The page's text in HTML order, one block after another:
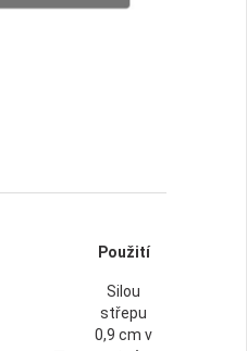
Použití
Silou
střepu
0,9 cm v